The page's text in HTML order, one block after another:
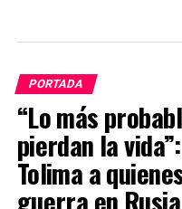
PORTADA
“Lo más
pierdan la
Tolima a
guerra en Rusia